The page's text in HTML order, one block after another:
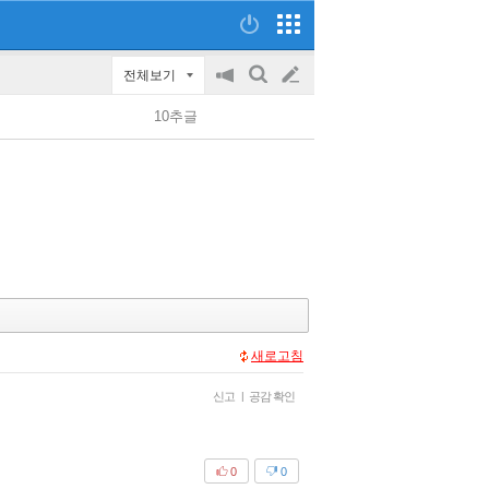
전체보기
공
on/off
검
글
쓰
10추글
새로고침
신고 | 공감 확인
0
0